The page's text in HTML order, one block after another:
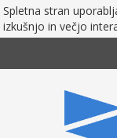
Spletna stran
izkušnjo in večjo